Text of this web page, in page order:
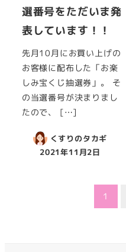
選番号をただいま発
表しています！！
先月10月にお買い上げの
お客様に配布した「お楽
しみ宝くじ抽選券」。 そ
の当選番号が決まりまし
たので、 […]
くすりのタカギ
2021年11月2日
1